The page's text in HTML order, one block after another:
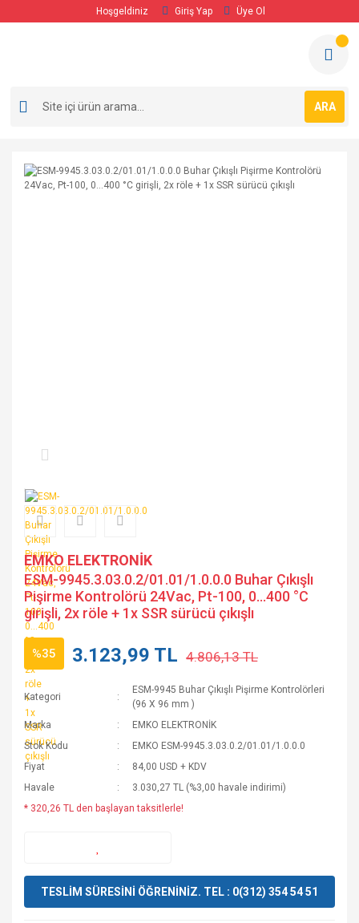
Hoşgeldiniz Giriş Yap Üye Ol
ARA
EMKO ELEKTRONİK
ESM-9945.3.03.0.2/01.01/1.0.0.0 Buhar Çıkışlı
Pişirme Kontrolörü 24Vac, Pt-100, 0...400 °C
girişli, 2x röle + 1x SSR sürücü çıkışlı
%35 3.123,99 TL 4.806,13 TL
Kategori
ESM-9945 Buhar Çıkışlı Pişirme Kontrolörleri
(96 X 96 mm )
Marka
EMKO ELEKTRONİK
Stok Kodu
EMKO ESM-9945.3.03.0.2/01.01/1.0.0.0
Fiyat
84,00 USD + KDV
Havale
3.030,27 TL (%3,00 havale indirimi)
* 320,26 TL den başlayan taksitlerle!
TESLİM SÜRESİNİ ÖĞRENİNİZ. TEL : 0(312) 354 54 51